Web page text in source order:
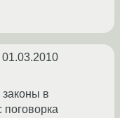
01.03.2010
в